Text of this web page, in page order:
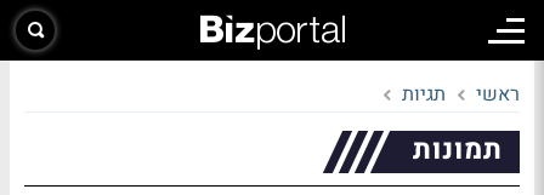
ראשי תגיות
תמונות